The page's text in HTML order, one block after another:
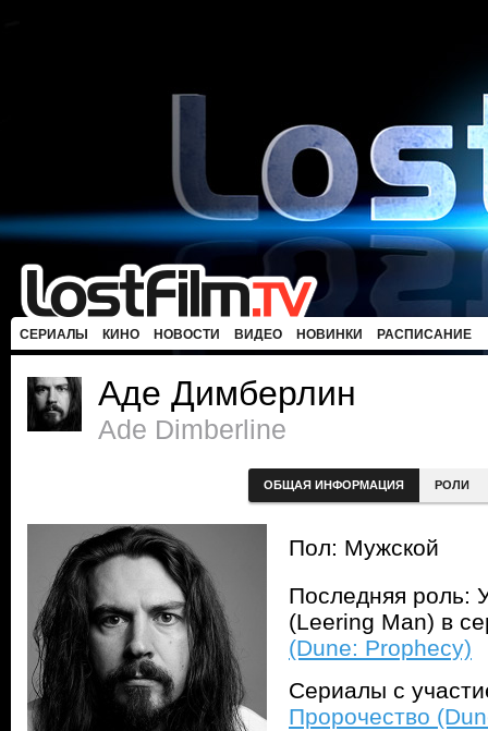
СЕРИАЛЫ КИНО НОВОСТИ ВИДЕО НОВИНКИ РАСПИСАНИЕ
Аде Димберлин
Ade Dimberline
ОБЩАЯ ИНФОРМАЦИЯ РОЛИ
Пол: Мужской
Последняя роль:
(Leering Man) в
(Dune: Prophecy)
Сериалы с
Пророчество